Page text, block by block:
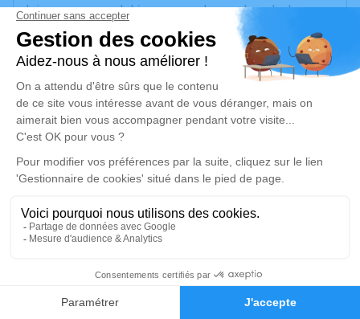
Faire-part Hommages
laisser vos condoléances, partager des photos
souvenirs, une anecdote ou exprimer vos pensées
à travers des poèmes ou des textes. Cet endroit
est un lieu d'expression dédié à honorer la
mémoire de Godefroy HANDRON.
Un service de plantation d’arbre hommage est
disponible ici.
Cérémonie religieuse
Église Notre-Dame de Doullens
80600 Doullens